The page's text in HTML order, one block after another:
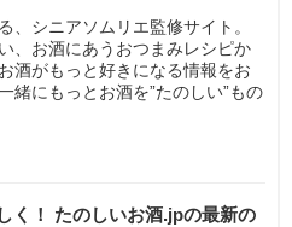
、シニアソムリエ監修サイト。
、お酒にあうおつまみレシピか
酒がもっと好きになる情報をお
緒にもっとお酒を”たのしい”もの
く！ たのしいお酒.jpの最新の